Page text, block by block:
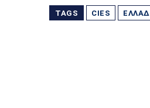
TAGS CIES